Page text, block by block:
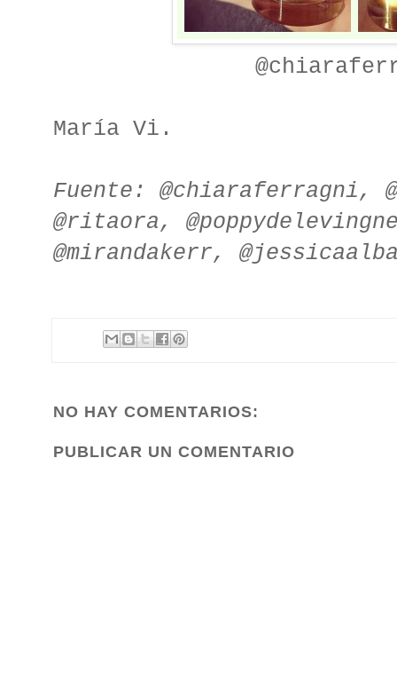
María Vi.
Fuente: @chiaraferragni,
@ritaora,
@mirandakerr,
NO HAY COMENTARIOS:
PUBLICAR UN COMENTARIO